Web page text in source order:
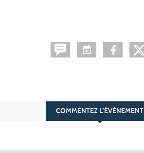
COMMENTEZ L’ÉVÈNEMENT